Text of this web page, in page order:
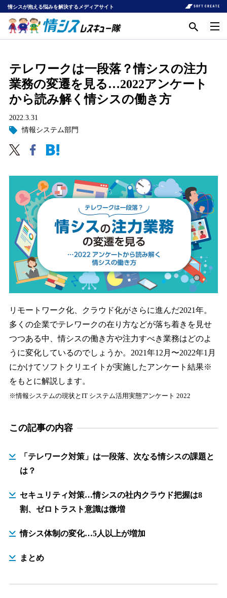
情シスが抱える悩みを解決するメディアサイト
テレワークは一段落？情シスの注力
業務の変遷を見る…2022アンケート
から読み解く情シスの働き方
2022.3.31
情報システム部門
リモートワーク化、クラウド化がさらに進んだ2021年。
多くの企業でテレワークの在り方などが落ち着きを見せ
つつある中、情シスの働き方や注力すべき業務はどのよ
うに変化しているのでしょうか。2021年12月〜2022年1月
にかけてソフトクリエイトが実施したアンケート結果※
をもとに解説します。
※情報システムの現状とIT システム活用実態アンケート 2022
この記事の内容
「テレワーク対策」は一段落、次なる情シスの課題と
は？
セキュリティ対策…情シスの社内クラウド把握は8
割、ゼロトラスト意識は微増
情シス体制の変化…5人以上が増加
まとめ